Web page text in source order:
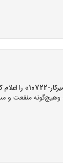
کنید»
منفعت و